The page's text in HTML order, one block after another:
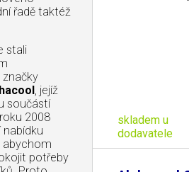
řadě taktéž
stali
, jejíž
součástí
2008
nabídku
abychom
potřeby
skladem u
dodavatele